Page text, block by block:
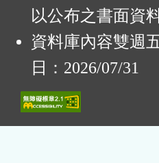
以公布之書面資
資料庫內容雙週
日：2026/07/31